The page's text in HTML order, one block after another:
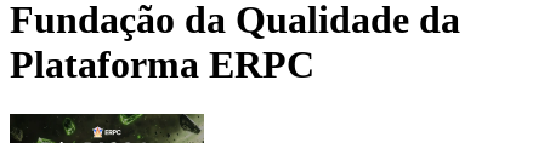
Fundação da Qualidade da
Plataforma ERPC